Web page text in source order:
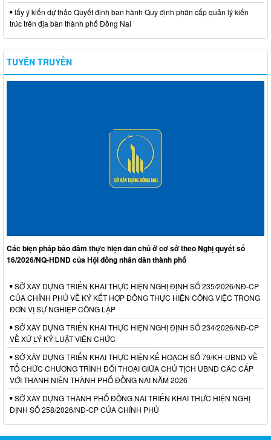
lấy ý kiến dự thảo Quyết định ban hành Quy định phân cấp quản lý kiến
trúc trên địa bàn thành phố Đồng Nai
TUYÊN TRUYỀN
Các biện pháp bảo đảm thực hiện dân chủ ở cơ sở theo Nghị quyết số
16/2026/NQ-HĐND của Hội đồng nhân dân thành phố
SỞ XÂY DỰNG TRIỂN KHAI THỰC HIỆN NGHỊ ĐỊNH SỐ 235/2026/NĐ-CP
CỦA CHÍNH PHỦ VỀ KÝ KẾT HỢP ĐỒNG THỰC HIỆN CÔNG VIỆC TRONG
ĐƠN VỊ SỰ NGHIỆP CÔNG LẬP
SỞ XÂY DỰNG TRIỂN KHAI THỰC HIỆN NGHỊ ĐỊNH SỐ 234/2026/NĐ-CP
VỀ XỬ LÝ KỶ LUẬT VIÊN CHỨC
SỞ XÂY DỰNG TRIỂN KHAI THỰC HIỆN KẾ HOẠCH SỐ 79/KH-UBND VỀ
TỔ CHỨC CHƯƠNG TRÌNH ĐỐI THOẠI GIỮA CHỦ TỊCH UBND CÁC CẤP
VỚI THANH NIÊN THÀNH PHỐ ĐỒNG NAI NĂM 2026
SỞ XÂY DỰNG THÀNH PHỐ ĐỒNG NAI TRIỂN KHAI THỰC HIỆN NGHỊ
ĐỊNH SỐ 258/2026/NĐ-CP CỦA CHÍNH PHỦ